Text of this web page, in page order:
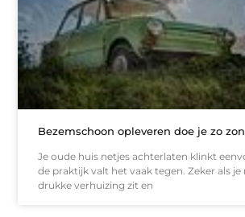
Bezemschoon opleveren doe je zo
Je oude huis netjes achterlaten klinkt
de praktijk valt het vaak tegen. Zeker als je
drukke verhuizing zit en